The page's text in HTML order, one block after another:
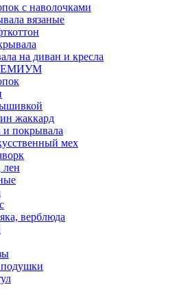
с наволочками
вязаные
на диван и кресла
жаккард
и покрывала
мех
верблюда